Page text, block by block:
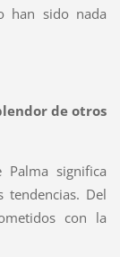
han sido nada
de otros
significa
tendencias. Del
con la